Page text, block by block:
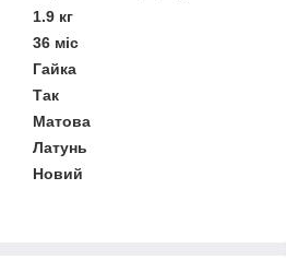
1.9 кг
36 міс
Гайка
Так
Матова
Латунь
Новий